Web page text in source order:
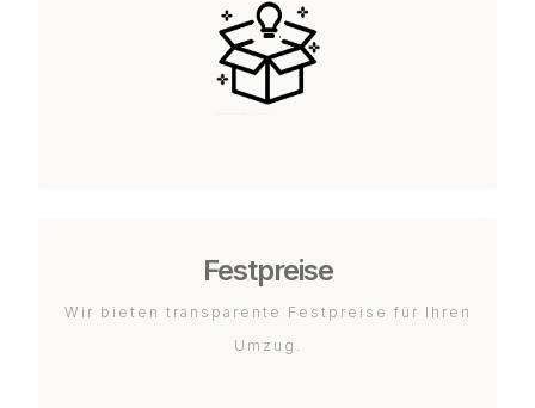
Festpreise
Wir bieten transparente Festpreise für Ihren
Umzug.